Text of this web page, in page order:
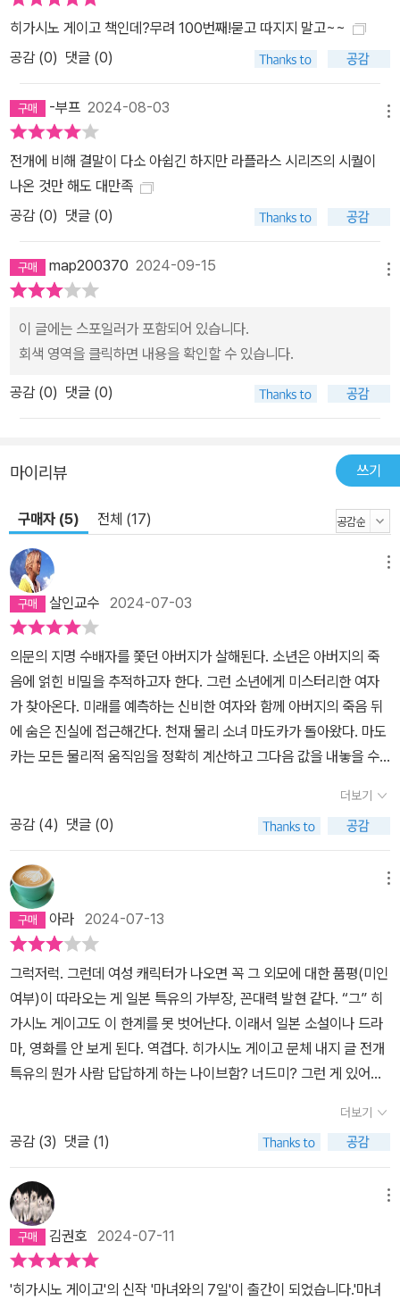
공 마도카의 신비로운 매력은 시리즈 첫 권에서부터 수많은 상상력을
자극한다. “작은 체구에 끝이 살짝 올라간 큼직한 눈이 인상적”인 마
도카는 지금까지 히가시노 작품에서는 볼 수 없었던 유형의 여성 캐
릭터로, 『용의자 X의 헌신』의 야스코처럼 연약하고 수동적인 여성도,
『환야』의 미후유같이 욕망에 사로잡힌 악녀도 아닌, 히가시노가 창조
한 주인공 중 가장 독특한 매력을 발산하는 인물이다. 18세기의 수학
자 피에르 시몽 라플라스가 가정한 무한 지성의 존재, 일명 ‘라플라스
의 악마’에서 모티브를 차용한 작가는 마도카를 통해 “인간성을 잃지
않은” 무한 능력의 두뇌, 곧 “스스로 생각하고 판단하는 존재가 인류
마도카처럼 인간 능력의 한계를 뛰어넘는 인물만이 주목되는 것은 아
니다. 아버지를 잃고 하루아침 고아가 된 소년에서부터 계속되는 취
남겨진 외로운 노인에 이르기까지, 한 사람 한 사람의 살아 숨 쉬는 이
야기를 담아내며 평범한 인간의 드라마에도 주목한다. 원자 하나하나
가 모여 우주를 이루듯이 저마다의 인생이 모여 결국 사건의 전모를
0년 작가 생활의 집대성이자 앞으로 그가 써 내려갈 새로운 세계를
연 소설이라 해도 과언이 아닐 것이다. 해외 독자평 ★ 다양한 문제를
담은 내용이지만 단숨에 읽어버렸다! ★ 히가시노 게이고의 작품은
하나같이 두근두근 가슴을 뛰게 한다. ★ 범인은 의외의 인물! 이걸
맞히는 독자가 과연 있을까? ★ 결말도, 클라이맥스의 전개도 손에
땀을 쥐게 할 만큼 대단하다. ★ 영상화한다면 스펙터클한 작품이 될
듯하다. ★ 다음 페이지가 궁금해 견딜 수 없게 만드는 작가는 단연코
히가시노밖에! ★ 역시나 이공계 미스터리 일인자의 진면목이 드러난
수작 ★ 특수 능력의 천재 우하라 마도카와 일반 형사의 투 트랙 수사
전개로 리얼리티도 확보했다! ★ AI에 의한 얼굴 인식 시스템과 보행
인증, DNA 수집 등 근미래를 배경으로 한 이야기. 하지만 어느 때보
다 현실적이다.
히가시노 게이고 책인데?무려 100번째!묻고 따지지 말고~~
공감 (0) 댓글 (0)
-부프 2024-08-03
전개에 비해 결말이 다소 아쉽긴 하지만 라플라스 시리즈의 시퀄이
나온 것만 해도 대만족
공감 (0) 댓글 (0)
map200370 2024-09-15
이 글에는 스포일러가 포함되어 있습니다.
회색 영역을 클릭하면 내용을 확인할 수 있습니다.
공감 (0) 댓글 (0)
마이리뷰 쓰기
구매자 (5) 전체 (17)
살인교수 2024-07-03
​의문의 지명 수배자를 쫓던 아버지가 살해된다. 소년은 아버지의 죽
음에 얽힌 비밀을 추적하고자 한다. 그런 소년에게 미스터리한 여자
가 찾아온다. 미래를 예측하는 신비한 여자와 함께 아버지의 죽음 뒤
에 숨은 진실에 접근해간다. ​천재 물리 소녀 마도카가 돌아왔다. 마도
카는 모든 물리적 움직임을 정확히 계산하고 그다음 값을 내놓을 수
보일 뿐이다. 마치 직사의 마안을 가진 료우기 시키처럼!​이번에는 아
버지를 잃은 한 소년과 팀을 이뤄 활약한다. 그래서 소설은 미스터리
의 외향을 띠고 있지만, 성장소설, 소년 모험물의 분위기를 띤다. 작가
의 특기인 치밀한 트릭이나 추리적 쾌감보다는 마도카가 벌이는 기행
에 더 초점을 둔다. 사실 그 부분이 이 소설 재미의 8할을 책임진다. ​
마도카의 기행과 그녀의 매력으로 극의 재미를 끌어올리지만, 상대적
으로 그녀가 나오지 않는 파트는 다소 심심했다. 마도카, 형사- 두 파
트로 나눠서 교차 진행할 게 아니라, 마도카 이야기로만 쭉 이어졌다
면 좀 더 속도감 있는 소설이 되지 않았을까. ​결론은 추천작이다. 마도
카가 좀 더 주역으로 나서는 장편 이야기를 더 써줬으면 좋겠다. 무엇
보다 작가가 벌써 100 작품이나 썼다는 게 놀랍다. 단순 계산으로 매
년 2~3권씩 쉬지 않고 출간했다는 말이다. 천재인데다가 부지런하기
까지 하니- 이 작가야말로 기적을 쓰고 있다.p.s. DNA를 다루는 부
분에서 작가의 다른 작품 '플래티나 데이터'가 연상됐다. 작가가 좋아
더보기
공감 (4) 댓글 (0)
아라 2024-07-13
그럭저럭. 그런데 여성 캐릭터가 나오면 꼭 그 외모에 대한 품평(미인
여부)이 따라오는 게 일본 특유의 가부장, 꼰대력 발현 같다. “그” 히
가시노 게이고도 이 한계를 못 벗어난다. 이래서 일본 소설이나 드라
마, 영화를 안 보게 된다. 역겹다. 히가시노 게이고 문체 내지 글 전개
특유의 뭔가 사람 답답하게 하는 나이브함? 너드미? 그런 게 있어서
난리를 쳐서 오랜만에 다시 접했던 것. 역시나 역시나 사람 속 긁어대
는 그 묘한 느낌이 여전하다. 다시 읽을 일은 없을 것 같다.
더보기
공감 (3) 댓글 (1)
김권호 2024-07-11
'히가시노 게이고'의 신작 '마녀와의 7일'이 출간이 되었습니다.'마녀